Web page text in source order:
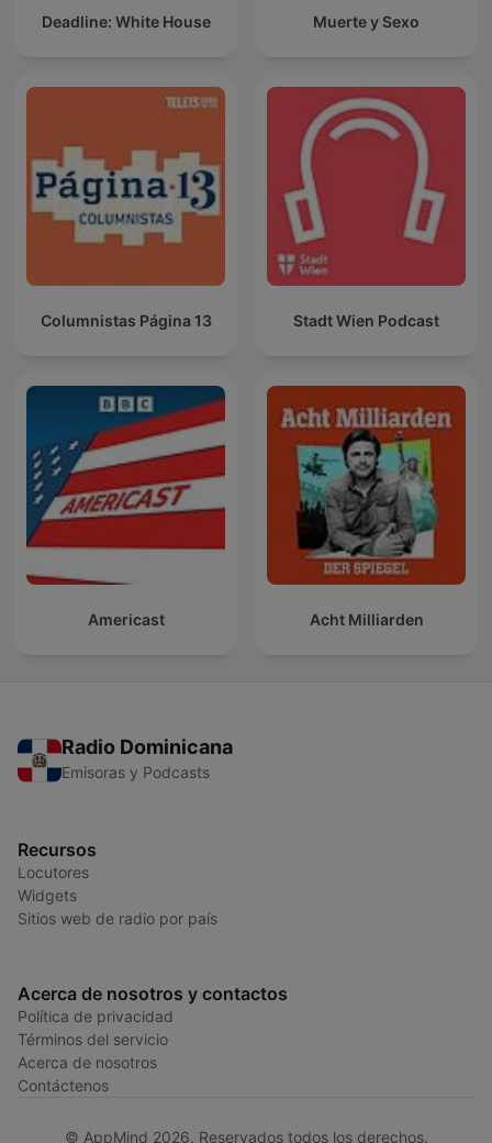
Deadline: White House Muerte y Sexo
Columnistas Página 13 Stadt Wien Podcast
Americast Acht Milliarden
Radio Dominicana
Emisoras y Podcasts
Recursos
Locutores
Widgets
Sitios web de radio por país
Acerca de nosotros y contactos
Política de privacidad
Términos del servicio
Acerca de nosotros
Contáctenos
© AppMind 2026. Reservados todos los derechos.